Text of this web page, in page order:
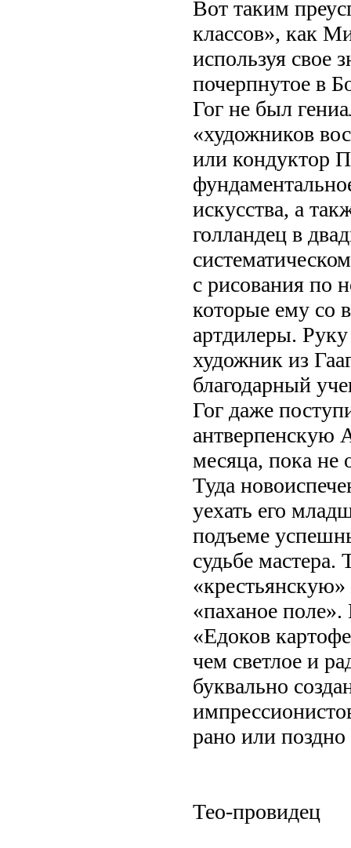
Вот таким
классов», как
используя свое
почерпнутое в
Гог не был
«художников
или кондуктор
искусства, а
голландец в
с рисования по
которые ему со
артдилеры.
художник из
благодарный
Гог даже
антверпенскую
месяца, пока не
Туда
уехать его
подъеме
судьбе мастера.
«паханое
«Едоков
чем светлое и
буквально
рано или поздно
Тео-провидец